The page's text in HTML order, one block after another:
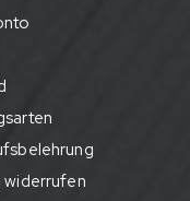
widerrufen